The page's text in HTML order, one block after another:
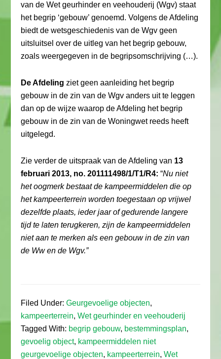
van de Wet geurhinder en veehouderij (Wgv) staat
het begrip ‘gebouw’ genoemd. Volgens de Afdeling
biedt de wetsgeschiedenis van de Wgv geen
uitsluitsel over de uitleg van het begrip gebouw,
zoals weergegeven in de begripsomschrijving (…).
De Afdeling ziet geen aanleiding het begrip
gebouw in de zin van de Wgv anders uit te leggen
dan op de wijze waarop de Afdeling het begrip
gebouw in de zin van de Woningwet reeds heeft
uitgelegd.
Zie verder de uitspraak van de Afdeling van 13
februari 2013, no. 201111498/1/T1/R4:“Nu niet
het oogmerk bestaat de kampeermiddelen die op
het kampeerterrein worden toegestaan op vrijwel
dezelfde plaats, ieder jaar of gedurende langere
tijd te laten terugkeren, zijn de kampeermiddelen
niet aan te merken als een gebouw in de zin van
de Ww en de Wgv.”
Filed Under:Geurgevoelige objecten,
kampeerterrein,Wet geurhinder en veehouderij
Tagged With: begrip gebouw, bestemmingsplan,
gevoelig object, kampeermiddelen niet
geurgevoelige objecten, kampeerterrein,Wet